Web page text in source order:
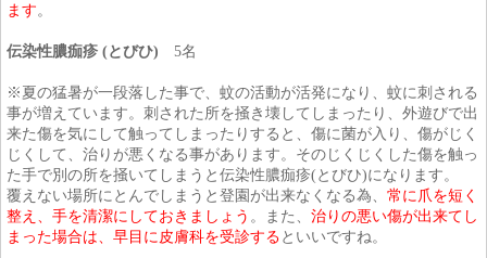
ます。
伝染性膿痂疹 (とびひ) 5名
※夏の猛暑が一段落した事で、蚊の活動が活発になり、蚊に刺される
事が増えています。刺された所を掻き壊してしまったり、外遊びで出
来た傷を気にして触ってしまったりすると、傷に菌が入り、傷がじく
じくして、治りが悪くなる事があります。そのじくじくした傷を触っ
た手で別の所を掻いてしまうと伝染性膿痂疹(とびひ)になります。
覆えない場所にとんでしまうと登園が出来なくなる為、 常に爪を短く
整え、手を清潔にしておきましょう 。また、 治りの悪い傷が出来てし
まった場合は、早目に皮膚科を受診する といいですね。